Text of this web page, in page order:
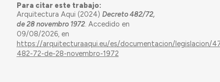
Para citar este trabajo:
Arquitectura Aqui (2024) Decreto 482/72,
de 28 novembro 1972. Accedido en
09/08/2026, en
https://arquitecturaaqui.eu/es/documentacion/legislacion/
482-72-de-28-novembro-1972